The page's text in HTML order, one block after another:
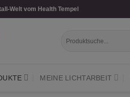
Welt vom Health Tempel
nach:
MEINE LICHTARBEIT